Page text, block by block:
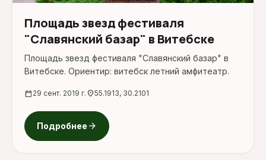
Площадь звезд фестиваля
"Славянский базар" в Витебске
Площадь звезд фестиваля "Славянский базар" в
Витебске. Ориентир: витебск летний амфитеатр.
calendar_today 29 сент. 2019 г. location_on55.1913, 30.2101
Подробнее arrow_forward